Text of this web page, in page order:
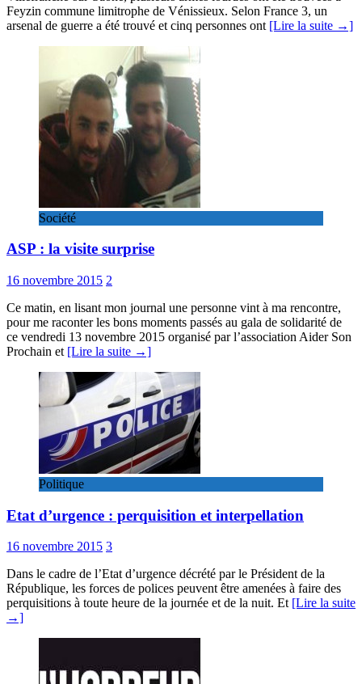
Feyzin commune limitrophe de Vénissieux. Selon France 3, un
arsenal de guerre a été trouvé et cinq personnes ont [Lire la suite →]
Société
ASP : la visite surprise
16 novembre 2015 2
Ce matin, en lisant mon journal une personne vint à ma rencontre,
pour me raconter les bons moments passés au gala de solidarité de
ce vendredi 13 novembre 2015 organisé par l’association Aider Son
Prochain et [Lire la suite →]
Politique
Etat d’urgence : perquisition et interpellation
16 novembre 2015 3
Dans le cadre de l’Etat d’urgence décrété par le Président de la
République, les forces de polices peuvent être amenées à faire des
perquisitions à toute heure de la journée et de la nuit. Et [Lire la suite
→]